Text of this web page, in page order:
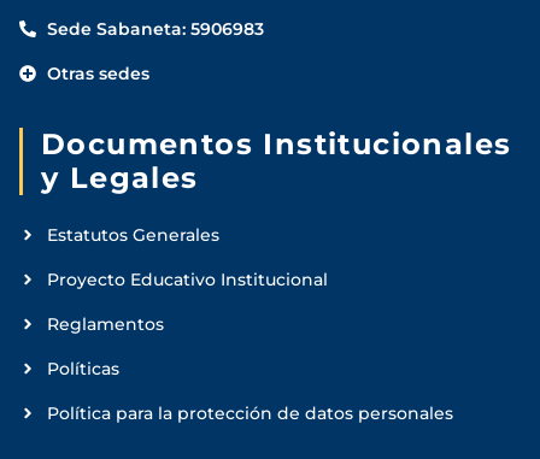
Sede Sabaneta: 5906983
Otras sedes
Documentos Institucionales
y Legales
Estatutos Generales
Proyecto Educativo Institucional
Reglamentos
Políticas
Política para la protección de datos personales